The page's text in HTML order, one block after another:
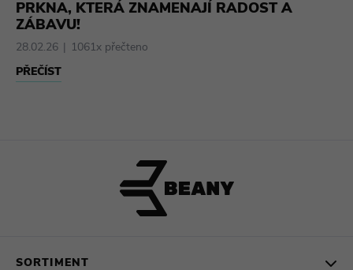
PRKNA, KTERÁ ZNAMENAJÍ RADOST A
ZÁBAVU!
28.02.26 1061x přečteno
PŘEČÍST
SORTIMENT